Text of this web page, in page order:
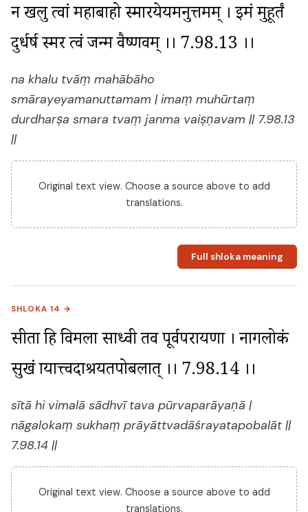
न खलु त्वां महाबाहो स्मारयेयमनुत्तमम् । इमं मुहूर्तं
दुर्धर्ष स्मर त्वं जन्म वैष्णवम् ।। 7.98.13 ।।
na khalu tvāṃ mahābāho
smārayeyamanuttamam | imaṃ muhūrtaṃ
durdharṣa smara tvaṃ janma vaiṣṇavam || 7.98.13
||
Original text view. Choose a source above to add
translations.
Full shloka meaning
SHLOKA 14 →
सीता हि विमला साध्वी तव पूर्वपरायणा । नागलोकं
सुखं प्रायात्त्वदाश्रयतपोबलात् ।। 7.98.14 ।।
sītā hi vimalā sādhvī tava pūrvaparāyaṇā |
nāgalokaṃ sukhaṃ prāyāttvadāśrayatapobalāt ||
7.98.14 ||
Original text view. Choose a source above to add
translations.